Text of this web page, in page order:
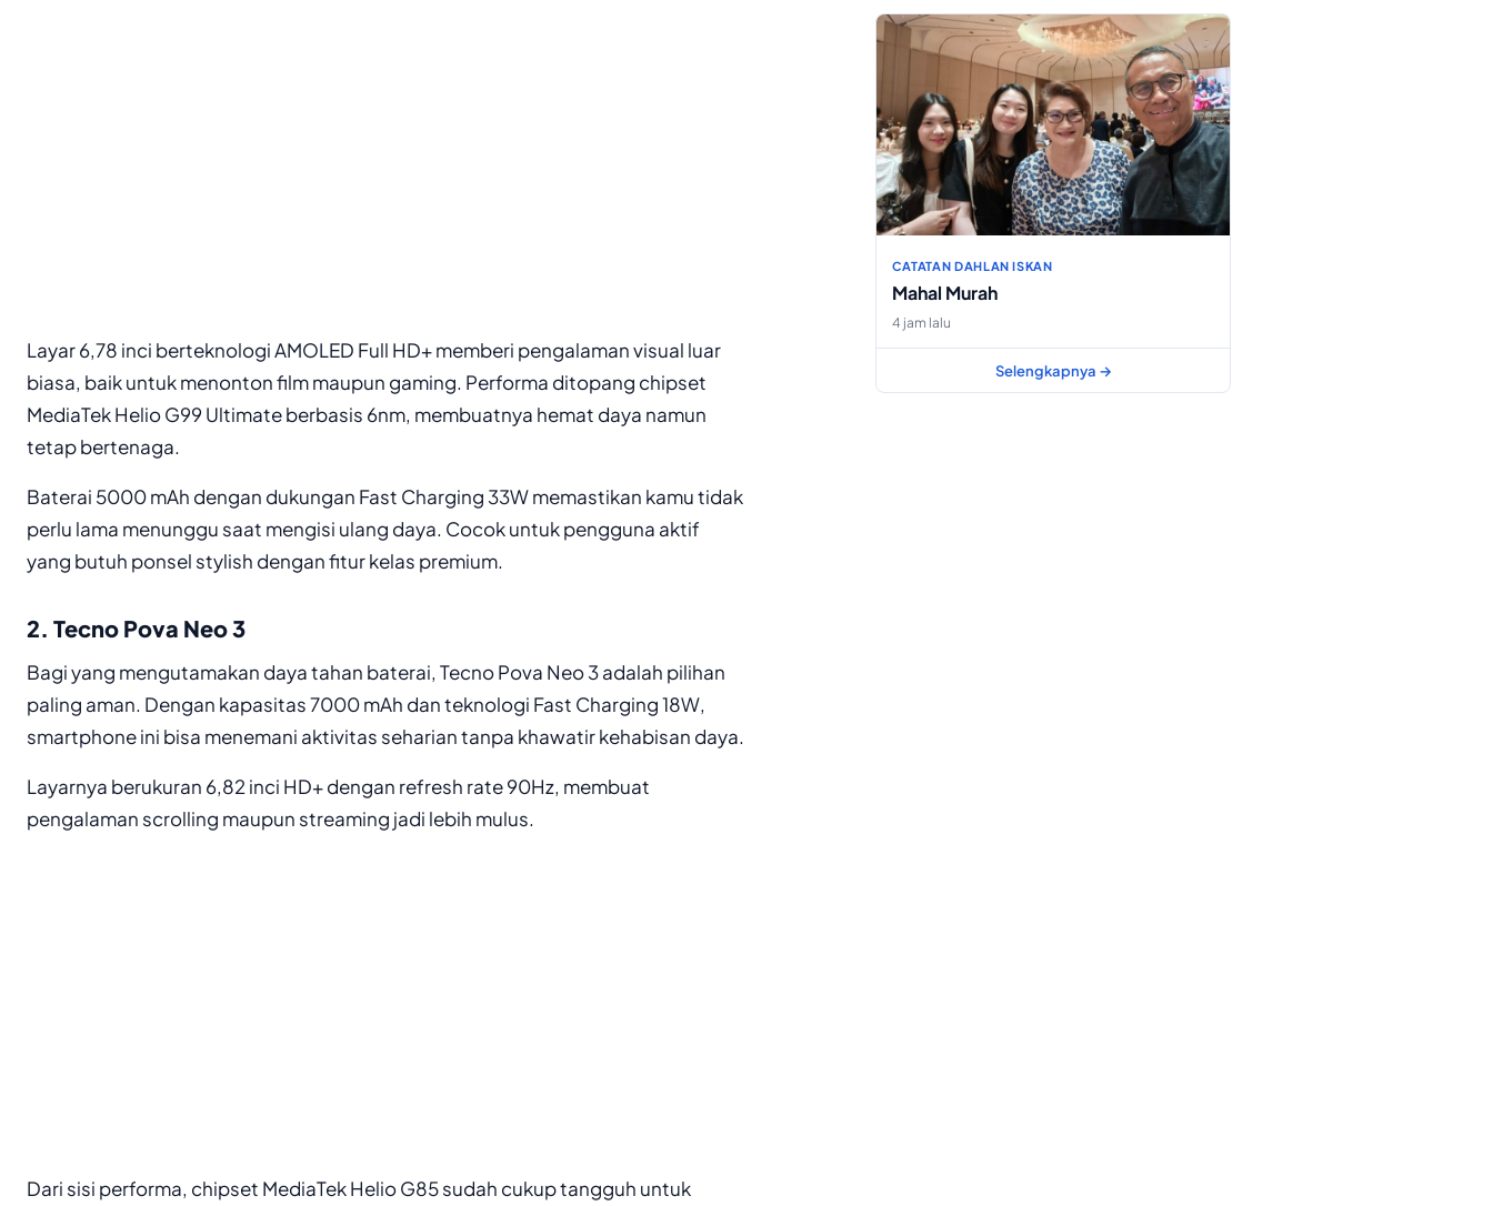
Layar 6,78 inci berteknologi AMOLED Full HD+ memberi pengalaman visual luar
biasa, baik untuk menonton film maupun gaming. Performa ditopang chipset
MediaTek Helio G99 Ultimate berbasis 6nm, membuatnya hemat daya namun
tetap bertenaga.
Baterai 5000 mAh dengan dukungan Fast Charging 33W memastikan kamu tidak
perlu lama menunggu saat mengisi ulang daya. Cocok untuk pengguna aktif
yang butuh ponsel stylish dengan fitur kelas premium.
2. Tecno Pova Neo 3
Bagi yang mengutamakan daya tahan baterai, Tecno Pova Neo 3 adalah pilihan
paling aman. Dengan kapasitas 7000 mAh dan teknologi Fast Charging 18W,
smartphone ini bisa menemani aktivitas seharian tanpa khawatir kehabisan daya.
Layarnya berukuran 6,82 inci HD+ dengan refresh rate 90Hz, membuat
pengalaman scrolling maupun streaming jadi lebih mulus.
Dari sisi performa, chipset MediaTek Helio G85 sudah cukup tangguh untuk
CATATAN DAHLAN ISKAN
Mahal Murah
4 jam lalu
Selengkapnya →